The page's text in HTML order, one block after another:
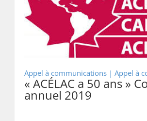
Appel à communications | Appel à
« ACÉLAC a 50 ans »
annuel 2019